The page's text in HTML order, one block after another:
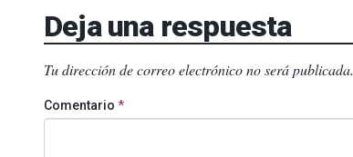
Deja una respuesta
Tu dirección de correo electrónico no será publicada.
Comentario *